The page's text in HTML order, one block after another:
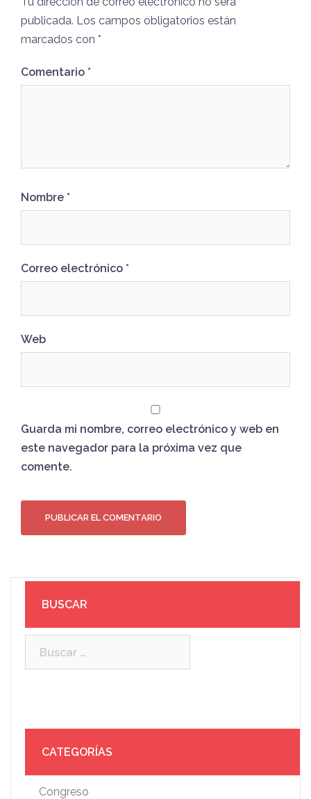
publicada. Los campos obligatorios están
marcados con *
Comentario *
Nombre *
Correo electrónico *
Web
Guarda mi nombre, correo electrónico y web en
este navegador para la próxima vez que
comente.
BUSCAR
CATEGORÍAS
Congreso